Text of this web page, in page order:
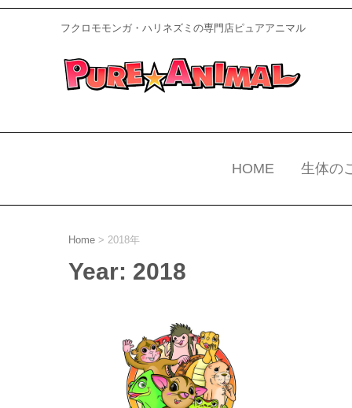
フクロモモンガ・ハリネズミの専門店ピュアアニマル
HOME 生体の
Home > 2018年
Year: 2018